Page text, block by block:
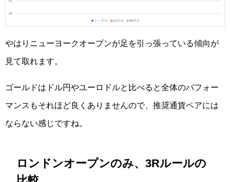
やはりニューヨークオープンが足を引っ張っている傾向が
見て取れます。
ゴールドはドル円やユーロドルと比べると全体のパフォー
マンスもそれほど良くありませんので、推奨通貨ペアには
ならない感じですね。
ロンドンオープンのみ、3Rルールの